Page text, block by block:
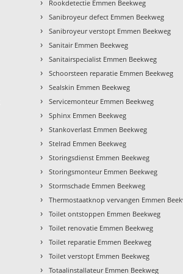
Rookdetectie Emmen Beekweg
› Sanibroyeur defect Emmen Beekweg
› Sanibroyeur verstopt Emmen Beekweg
› Sanitair Emmen Beekweg
› Sanitairspecialist Emmen Beekweg
› Schoorsteen reparatie Emmen Beekweg
› Sealskin Emmen Beekweg
› Servicemonteur Emmen Beekweg
› Sphinx Emmen Beekweg
› Stankoverlast Emmen Beekweg
› Stelrad Emmen Beekweg
› Storingsdienst Emmen Beekweg
› Storingsmonteur Emmen Beekweg
› Stormschade Emmen Beekweg
› Thermostaatknop vervangen Emmen
› Toilet ontstoppen Emmen Beekweg
› Toilet renovatie Emmen Beekweg
› Toilet reparatie Emmen Beekweg
› Toilet verstopt Emmen Beekweg
› Totaalinstallateur Emmen Beekweg